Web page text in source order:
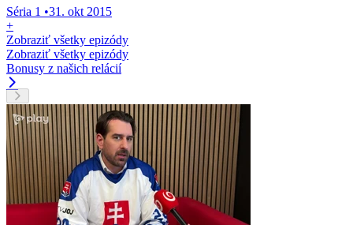
Séria 1 •31. okt 2015
+
Zobraziť všetky epizódy
Zobraziť všetky epizódy
Bonusy z našich relácií